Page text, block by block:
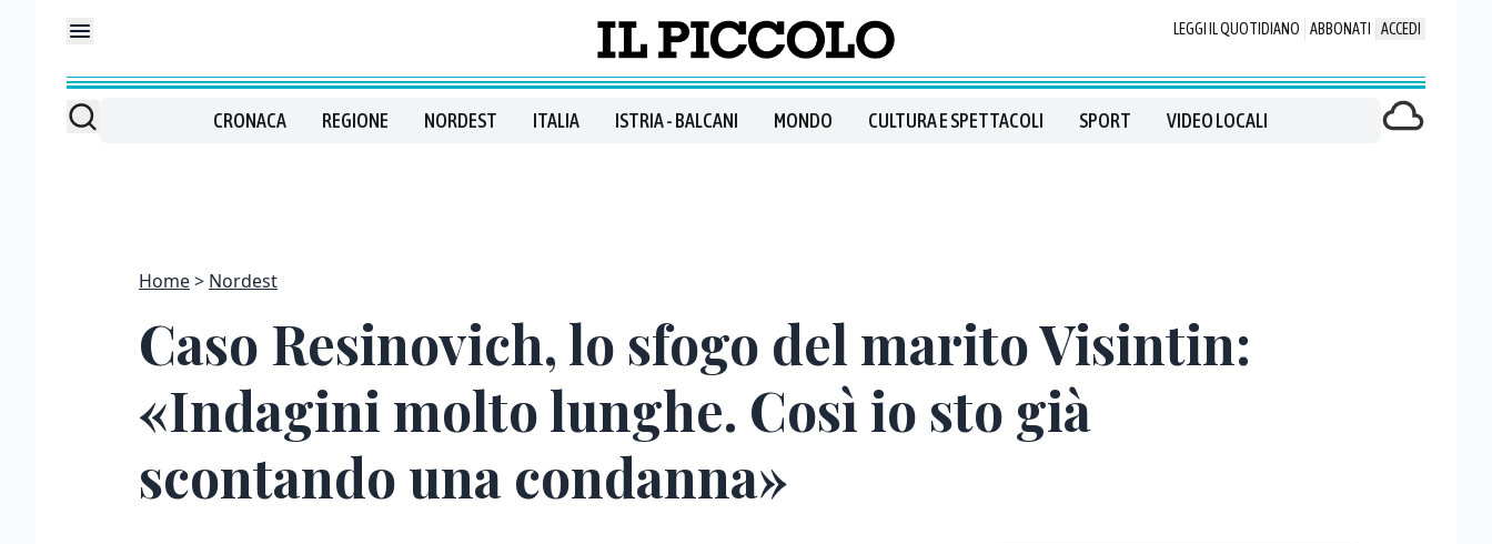
LEGGI IL QUOTIDIANO ABBONATI ACCEDI
CRONACA REGIONE NORDEST ITALIA ISTRIA - BALCANI MONDO CULTURA E SPETTACOLI SPORT VIDEO LOCALI
Home Nordest
Caso Resinovich, lo sfogo del marito Visintin:
«Indagini molto lunghe. Così io sto già
scontando una condanna»